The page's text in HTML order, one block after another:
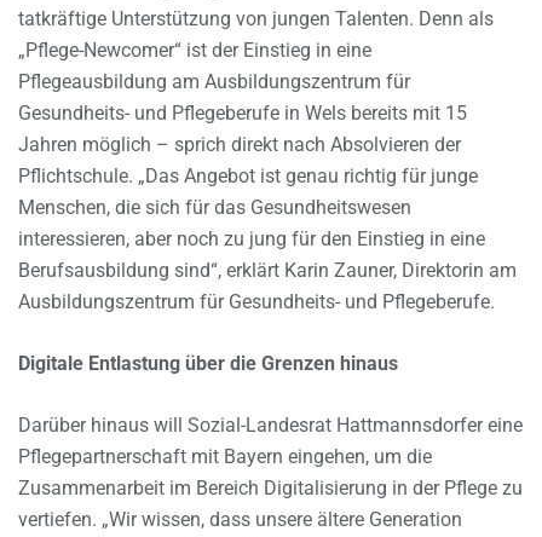
tatkräftige Unterstützung von jungen Talenten. Denn als
„Pflege-Newcomer“ ist der Einstieg in eine
Pflegeausbildung am Ausbildungszentrum für
Gesundheits- und Pflegeberufe in Wels bereits mit 15
Jahren möglich – sprich direkt nach Absolvieren der
Pflichtschule. „Das Angebot ist genau richtig für junge
Menschen, die sich für das Gesundheitswesen
interessieren, aber noch zu jung für den Einstieg in eine
Berufsausbildung sind“, erklärt Karin Zauner, Direktorin am
Ausbildungszentrum für Gesundheits- und Pflegeberufe.
Digitale Entlastung über die Grenzen hinaus
Darüber hinaus will Sozial-Landesrat Hattmannsdorfer eine
Pflegepartnerschaft mit Bayern eingehen, um die
Zusammenarbeit im Bereich Digitalisierung in der Pflege zu
vertiefen. „Wir wissen, dass unsere ältere Generation